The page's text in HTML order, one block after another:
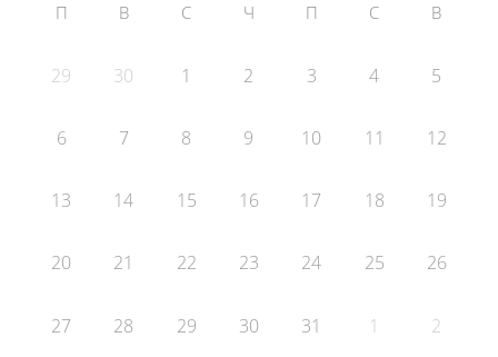
П В С Ч П С В
29 30 1 2 3 4 5
6 7 8 9 10 11 12
13 14 15 16 17 18 19
20 21 22 23 24 25 26
27 28 29 30 31 1 2